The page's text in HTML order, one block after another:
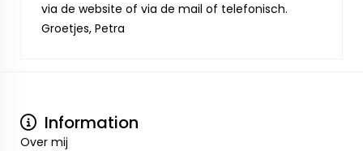
via de website of via de mail of telefonisch.
Groetjes, Petra
Information
Over mij